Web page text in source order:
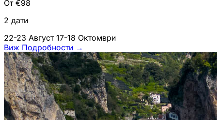
От €98
2 дати
22-23 Август 17-18 Октомври
Виж Подробности →